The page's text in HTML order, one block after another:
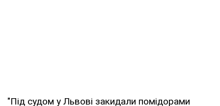
"Під судом у Львові закидали помідорами